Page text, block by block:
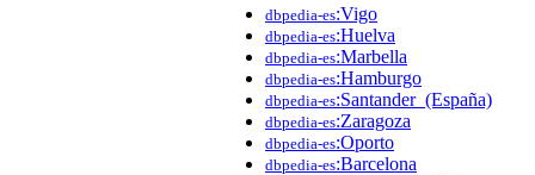
dbpedia-es:Vigo
dbpedia-es:Huelva
dbpedia-es:Marbella
dbpedia-es:Hamburgo
dbpedia-es:Santander_(España)
dbpedia-es:Zaragoza
dbpedia-es:Oporto
dbpedia-es:Barcelona